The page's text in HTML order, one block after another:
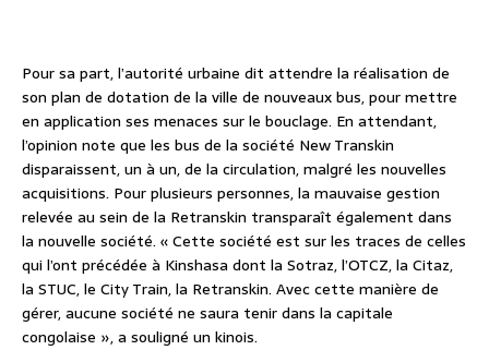
Pour sa part, l’autorité urbaine dit attendre la réalisation de
son plan de dotation de la ville de nouveaux bus, pour mettre
en application ses menaces sur le bouclage. En attendant,
l’opinion note que les bus de la société New Transkin
disparaissent, un à un, de la circulation, malgré les nouvelles
acquisitions. Pour plusieurs personnes, la mauvaise gestion
relevée au sein de la Retranskin transparaît également dans
la nouvelle société. « Cette société est sur les traces de celles
qui l’ont précédée à Kinshasa dont la Sotraz, l’OTCZ, la Citaz,
la STUC, le City Train, la Retranskin. Avec cette manière de
gérer, aucune société ne saura tenir dans la capitale
congolaise », a souligné un kinois.